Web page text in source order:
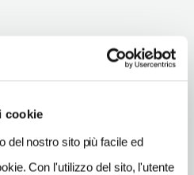
cookie
del nostro sito più facile ed
Con l'utilizzo del sito, l'utente